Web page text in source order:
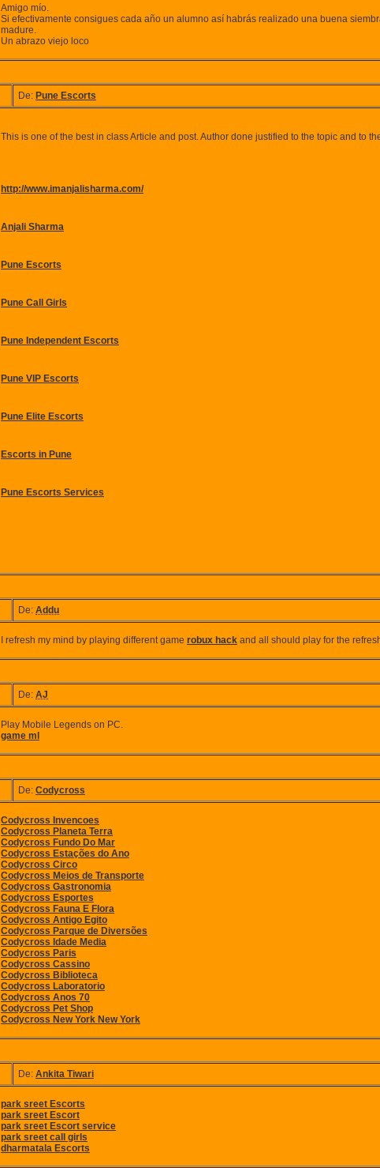
Amigo mío.
Si efectivamente consigues cada año un alumno así habrás realizado una buena
madure.
Un abrazo viejo loco
De: Pune Escorts
This is one of the best in class Article and post. Author done justified to the topic and to
http://www.imanjalisharma.com/
Anjali Sharma
Pune Escorts
Pune Call Girls
Pune Independent Escorts
Pune VIP Escorts
Pune Elite Escorts
Escorts in Pune
Pune Escorts Services
De: Addu
I refresh my mind by playing different game robux hack and all should play for the
De: AJ
Play Mobile Legends on PC.
game ml
De: Codycross
Codycross Invencoes
Codycross Planeta Terra
Codycross Fundo Do Mar
Codycross Estações do Ano
Codycross Circo
Codycross Meios de Transporte
Codycross Gastronomia
Codycross Esportes
Codycross Fauna E Flora
Codycross Antigo Egito
Codycross Parque de Diversões
Codycross Idade Media
Codycross Paris
Codycross Cassino
Codycross Biblioteca
Codycross Laboratorio
Codycross Anos 70
Codycross Pet Shop
Codycross New York New York
De: Ankita Tiwari
park sreet Escorts
park sreet Escort
park sreet Escort service
park sreet call girls
dharmatala Escorts